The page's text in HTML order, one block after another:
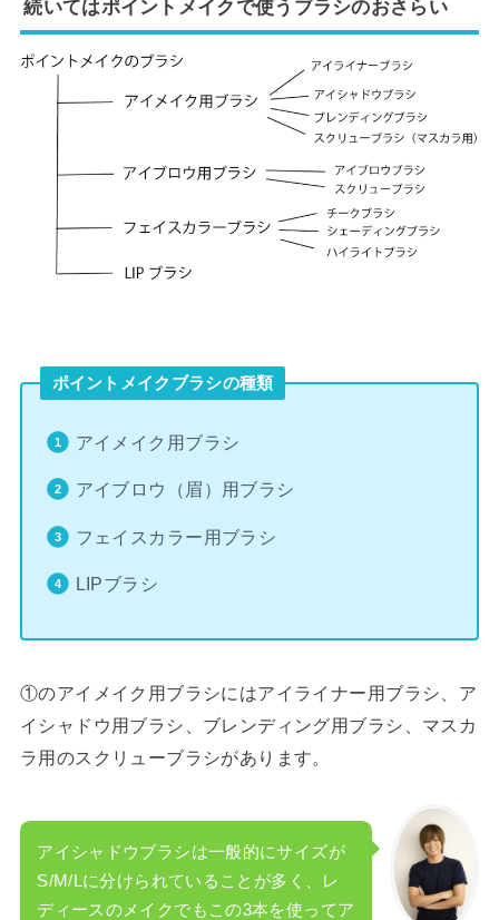
続いてはポイントメイクで使うブラシのおさらい
ポイントメイクブラシの種類
アイメイク用ブラシ
アイブロウ（眉）用ブラシ
フェイスカラー用ブラシ
LIPブラシ
①のアイメイク用ブラシにはアイライナー用ブラシ、ア
イシャドウ用ブラシ、ブレンディング用ブラシ、マスカ
ラ用のスクリューブラシがあります。
アイシャドウブラシは一般的にサイズが
S/M/Lに分けられていることが多く、レ
ディースのメイクでもこの3本を使ってア